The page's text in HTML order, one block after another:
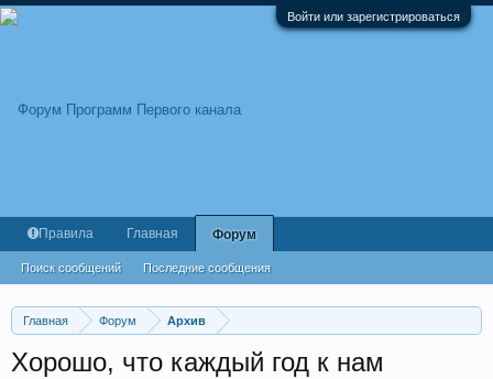
Войти или зарегистрироваться
Главная Форум Архив
Хорошо, что каждый год к нам
Правила Главная Форум
Поиск сообщений Последние сообщения